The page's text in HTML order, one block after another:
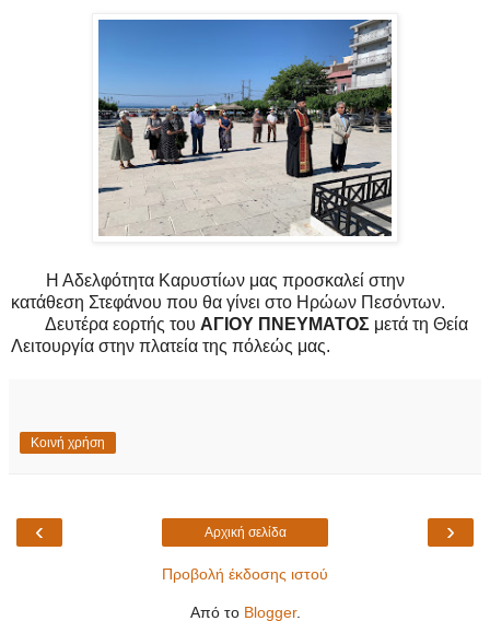
Η Αδελφότητα Καρυστίων μας προσκαλεί στην
κατάθεση Στεφάνου που θα γίνει στο Ηρώων Πεσόντων.
Δευτέρα εορτής του ΑΓΙΟΥ ΠΝΕΥΜΑΤΟΣ μετά τη Θεία
Λειτουργία στην πλατεία της πόλεώς μας.
Κοινή χρήση
‹ ›
Αρχική σελίδα
Προβολή έκδοσης ιστού
Από το Blogger.